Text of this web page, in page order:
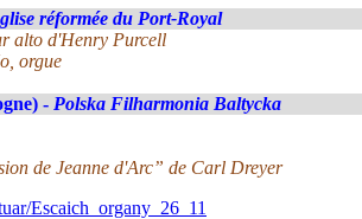
réformée du Port-Royal
alto d'Henry Purcell
orgue
- Polska Filharmonia Baltycka
de Jeanne d'Arc” de Carl Dreyer
Escaich_organy_26_11